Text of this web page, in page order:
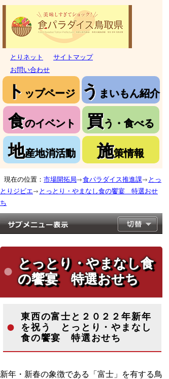
とりネット
サイトマップ
お問い合わせ
ト ップページ う まいもん紹介
食のイベント 買う・食べる
地産地消活動 施策情報
現在の位置： 市場開拓局 食パラダイス推進課
とっ
とりジビエ
とっとり・やまなし食の饗宴 特選おせ
ち
とっとり・やまなし食
の饗宴 特選おせち
東西の富士と２０２２年新年
を祝う とっとり・やまなし
食の饗宴 特選おせち
新年・新春の象徴である「富士」を有する鳥